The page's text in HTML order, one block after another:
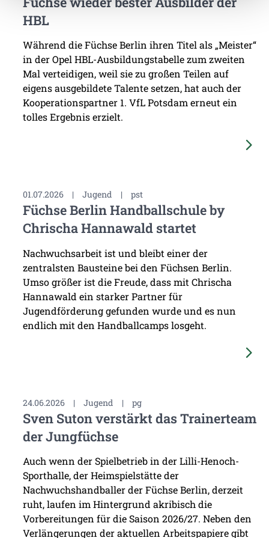
HBL
Während die Füchse Berlin ihren Titel als „Meister“
in der Opel HBL-Ausbildungstabelle zum zweiten
Mal verteidigen, weil sie zu großen Teilen auf
eigens ausgebildete Talente setzen, hat auch der
Kooperationspartner 1. VfL Potsdam erneut ein
tolles Ergebnis erzielt.
01.07.2026 | Jugend | pst
Füchse Berlin Handballschule by
Chrischa Hannawald startet
Nachwuchsarbeit ist und bleibt einer der
zentralsten Bausteine bei den Füchsen Berlin.
Umso größer ist die Freude, dass mit Chrischa
Hannawald ein starker Partner für
Jugendförderung gefunden wurde und es nun
endlich mit den Handballcamps losgeht.
24.06.2026 | Jugend | pg
Sven Suton verstärkt das Trainerteam
der Jungfüchse
Auch wenn der Spielbetrieb in der Lilli-Henoch-
Sporthalle, der Heimspielstätte der
Nachwuchshandballer der Füchse Berlin, derzeit
ruht, laufen im Hintergrund akribisch die
Vorbereitungen für die Saison 2026/27. Neben den
Verlängerungen der aktuellen Arbeitspapiere gibt